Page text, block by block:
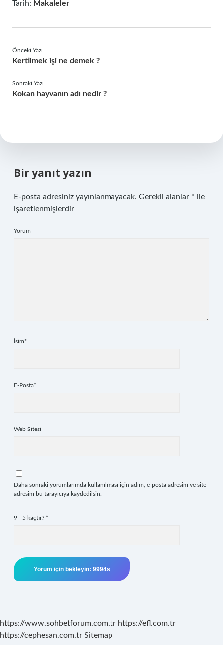
Tarih: Makaleler
Önceki Yazı
Kertilmek işi ne demek ?
Sonraki Yazı
Kokan hayvanın adı nedir ?
Bir yanıt yazın
E-posta adresiniz yayınlanmayacak. Gerekli alanlar * ile
işaretlenmişlerdir
Yorum
İsim*
E-Posta*
Web Sitesi
Daha sonraki yorumlarımda kullanılması için adım, e-posta adresim ve site
adresim bu tarayıcıya kaydedilsin.
9 - 5 kaçtır? *
https://www.sohbetforum.com.tr https://efl.com.tr
https://cephesan.com.tr Sitemap